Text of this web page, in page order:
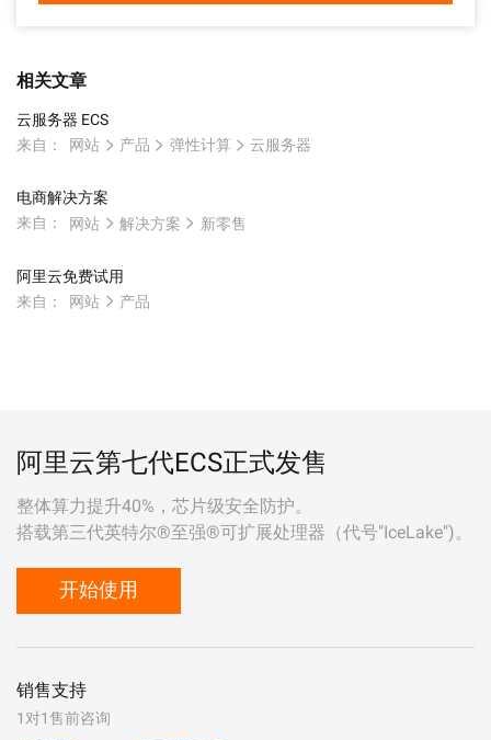
相关文章
云服务器 ECS
来自：
网站 产品 弹性计算 云服务器
电商解决方案
来自：
网站 解决方案 新零售
阿里云免费试用
来自：
网站 产品
阿里云第七代ECS正式发售
整体算力提升40%，芯片级安全防护。
搭载第三代英特尔®至强®可扩展处理器（代号"IceLake")。
开始使用
销售支持
1对1售前咨询